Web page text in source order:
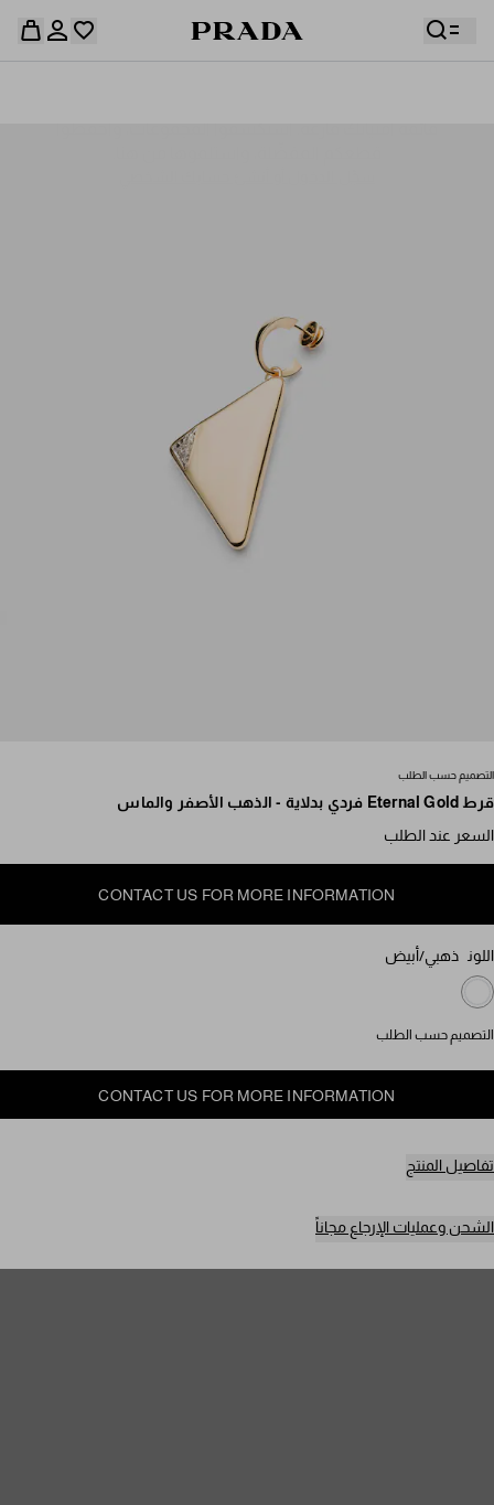
التصميم حسب الطلب
قرط Eternal Gold فردي بدلاية - الذهب الأصفر والماس
السعر عند الطلب
CONTACT US FOR MORE INFORMATION
اللون ذهبي/أبيض
التصميم حسب الطلب
CONTACT US FOR MORE INFORMATION
تفاصيل المنتج
الشحن وعمليات الإرجاع مجاناً